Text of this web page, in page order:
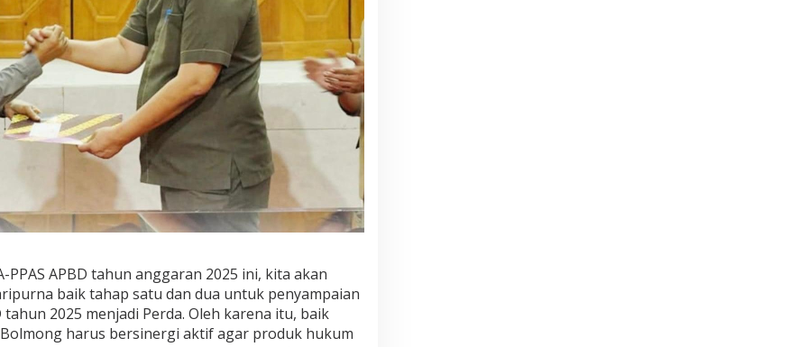
PPAS APBD tahun anggaran 2025 ini, kita akan
baik tahap satu dan dua untuk penyampaian
2025 menjadi Perda. Oleh karena itu, baik
harus bersinergi aktif agar produk hukum